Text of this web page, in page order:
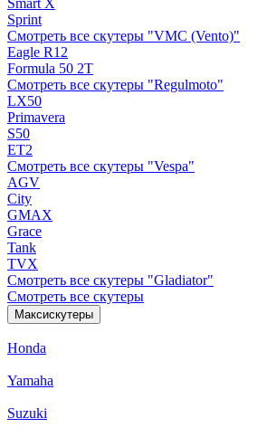
Smart X
Sprint
Смотреть все скутеры "VMC (Vento)"
Eagle R12
Formula 50 2Т
Смотреть все скутеры "Regulmoto"
LX50
Primavera
S50
ET2
Смотреть все скутеры "Vespa"
AGV
City
GMAX
Grace
Tank
TVX
Смотреть все скутеры "Gladiator"
Смотреть все скутеры
Максискутеры
Honda
Yamaha
Suzuki